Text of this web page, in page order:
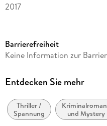
2017
Reihe
Autor/Autorin
Verlag/Hersteller
Gmeiner-Verlag
Barrierefreiheit
Keine Information zur
Entdecken Sie mehr
Thriller /
Spannung
und Mystery